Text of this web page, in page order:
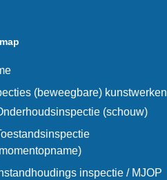
(beweegbare) kunstwerken
(schouw)
inspectie / MJOP